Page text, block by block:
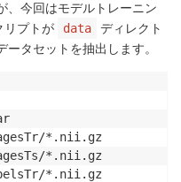
、今回はモデルトレーニン
リプトが
data
ディレクト
タセットを抽出します。
*.nii.gz
*.nii.gz
*.nii.gz